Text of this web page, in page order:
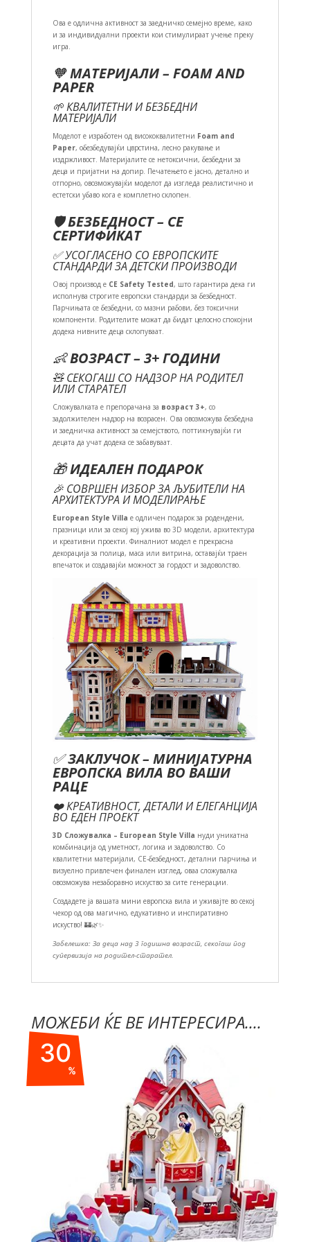
Ова е одлична активност за заедничко семејно време, како
и за индивидуални проекти кои стимулираат учење преку
игра.
🧡МАТЕРИЈАЛИ – FOAM AND
PAPER
🌱 КВАЛИТЕТНИ И БЕЗБЕДНИ
МАТЕРИЈАЛИ
Моделот е изработен од висококвалитетни Foam and
Paper, обезбедувајќи цврстина, лесно ракување и
издржливост. Материјалите се нетоксични, безбедни за
деца и пријатни на допир. Печатењето е јасно, детално и
отпорно, овозможувајќи моделот да изгледа реалистично и
естетски убаво кога е комплетно склопен.
🛡️БЕЗБЕДНОСТ – CE
СЕРТИФИКАТ
✅ УСОГЛАСЕНО СО ЕВРОПСКИТЕ
СТАНДАРДИ ЗА ДЕТСКИ ПРОИЗВОДИ
Овој производ е CE Safety Tested, што гарантира дека ги
исполнува строгите европски стандарди за безбедност.
Парчињата се безбедни, со мазни рабови, без токсични
компоненти. Родителите можат да бидат целосно спокојни
додека нивните деца склопуваат.
👶ВОЗРАСТ – 3+ ГОДИНИ
🧸 СЕКОГАШ СО НАДЗОР НА РОДИТЕЛ
ИЛИ СТАРАТЕЛ
Сложувалката е препорачана за возраст 3+, со
задолжителен надзор на возрасен. Ова овозможува безбедна
и заедничка активност за семејството, поттикнувајќи ги
децата да учат додека се забавуваат.
🎁ИДЕАЛЕН ПОДАРОК
🎉 СОВРШЕН ИЗБОР ЗА ЉУБИТЕЛИ НА
АРХИТЕКТУРА И МОДЕЛИРАЊЕ
European Style Villa е одличен подарок за родендени,
празници или за секој кој ужива во 3D модели, архитектура
и креативни проекти. Финалниот модел е прекрасна
декорација за полица, маса или витрина, оставајќи траен
впечаток и создавајќи можност за гордост и задоволство.
✅ЗАКЛУЧОК – МИНИЈАТУРНА
ЕВРОПСКА ВИЛА ВО ВАШИ
РАЦЕ
❤️ КРЕАТИВНОСТ, ДЕТАЛИ И ЕЛЕГАНЦИЈА
ВО ЕДЕН ПРОЕКТ
3D Сложувалка – European Style Villa нуди уникатна
комбинација од уметност, логика и задоволство. Со
квалитетни материјали, CE-безбедност, детални парчиња и
визуелно привлечен финален изглед, оваа сложувалка
овозможува незаборавно искуство за сите генерации.
Создадете ја вашата мини европска вила и уживајте во секој
чекор од ова магично, едукативно и инспиративно
искуство! 🏰🌿✨
Забелешка: За деца над 3 годишна возраст, секогаш под
супервизија на родител-старател.
МОЖЕБИ ЌЕ ВЕ ИНТЕРЕСИРА....
30
%